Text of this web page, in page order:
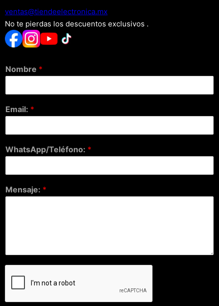
xm.acinortceleedneit@satnev
No te pierdas los descuentos exclusivos .
Nombre *
Email: *
WhatsApp/Teléfono: *
Mensaje: *